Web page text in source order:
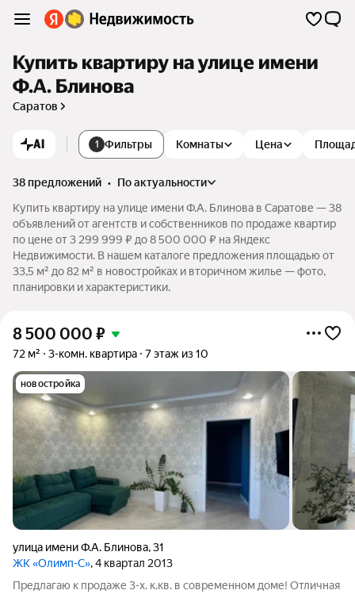
Купить квартиру на улице имени
Ф.А. Блинова
Саратов
AI 1 Фильтры Комнаты Цена
38 предложений •
по актуальности
Купить квартиру на улице имени Ф.А. Блинова в Саратове — 38
объявлений от агентств и собственников по продаже квартир
по цене от 3 299 999 ₽ до 8 500 000 ₽ на Яндекс
Недвижимости. В нашем каталоге предложения площадью от
33,5 м² до 82 м² в новостройках и вторичном жилье — фото,
планировки и характеристики.
8 500 000 ₽
72 м² 3-комн. квартира 7 этаж из 10
новостройка
улица имени Ф.А. Блинова,31
ЖК «Олимп-С», 4 квартал 2013
Предлагаю к продаже 3-х. к.кв. в современном доме! Отличная